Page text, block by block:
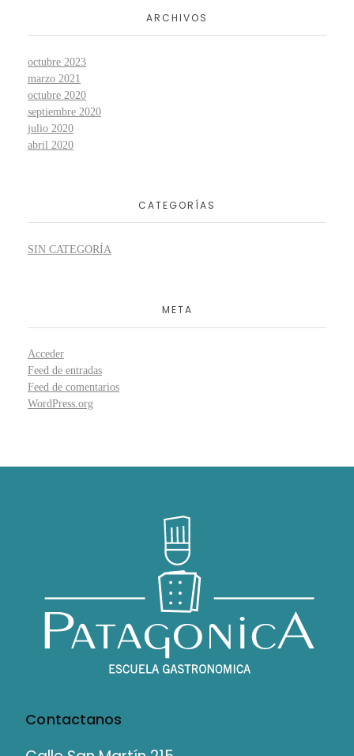
ARCHIVOS
octubre 2023
marzo 2021
octubre 2020
septiembre 2020
julio 2020
abril 2020
CATEGORÍAS
SIN CATEGORÍA
META
Acceder
Feed de entradas
Feed de comentarios
WordPress.org
Contactanos